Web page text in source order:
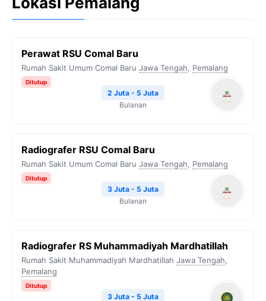
Perawat RSU Comal Baru
Rumah Sakit Umum Comal Baru Jawa Tengah, Pemalang
Ditutup
2 Juta - 5 Juta
Bulanan
Radiografer RSU Comal Baru
Rumah Sakit Umum Comal Baru Jawa Tengah, Pemalang
Ditutup
3 Juta - 5 Juta
Bulanan
Radiografer RS Muhammadiyah Mardhatillah
Rumah Sakit Muhammadiyah Mardhatillah Jawa Tengah,
Pemalang
Ditutup
3 Juta - 5 Juta